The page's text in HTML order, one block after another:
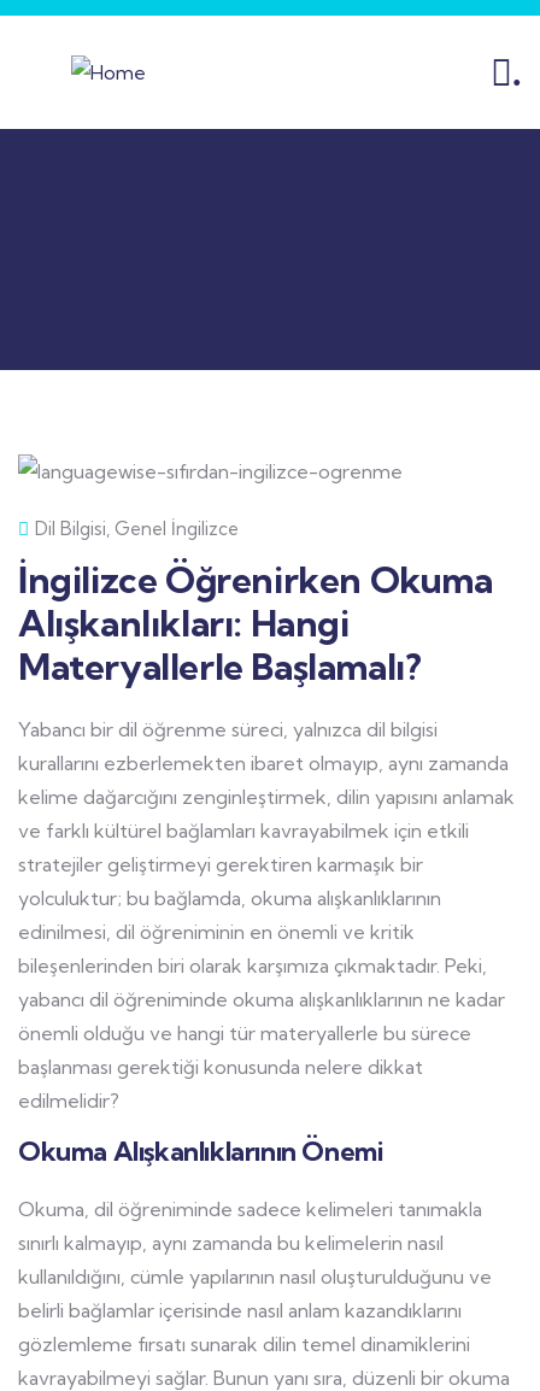
.
Dil Bilgisi, Genel İngilizce
İngilizce Öğrenirken Okuma
Alışkanlıkları: Hangi
Materyallerle Başlamalı?
Yabancı bir dil öğrenme süreci, yalnızca dil bilgisi
kurallarını ezberlemekten ibaret olmayıp, aynı zamanda
kelime dağarcığını zenginleştirmek, dilin yapısını anlamak
ve farklı kültürel bağlamları kavrayabilmek için etkili
stratejiler geliştirmeyi gerektiren karmaşık bir
yolculuktur; bu bağlamda, okuma alışkanlıklarının
edinilmesi, dil öğreniminin en önemli ve kritik
bileşenlerinden biri olarak karşımıza çıkmaktadır. Peki,
yabancı dil öğreniminde okuma alışkanlıklarının ne kadar
önemli olduğu ve hangi tür materyallerle bu sürece
başlanması gerektiği konusunda nelere dikkat
edilmelidir?
Okuma Alışkanlıklarının Önemi
Okuma, dil öğreniminde sadece kelimeleri tanımakla
sınırlı kalmayıp, aynı zamanda bu kelimelerin nasıl
kullanıldığını, cümle yapılarının nasıl oluşturulduğunu ve
belirli bağlamlar içerisinde nasıl anlam kazandıklarını
gözlemleme fırsatı sunarak dilin temel dinamiklerini
kavrayabilmeyi sağlar. Bunun yanı sıra, düzenli bir okuma